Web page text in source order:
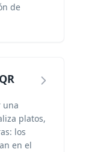
de
una
platos,
los
en el